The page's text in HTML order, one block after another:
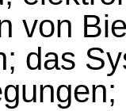
von
das